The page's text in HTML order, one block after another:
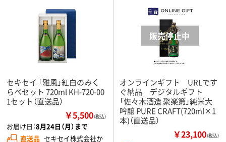
セキセイ 「雅風」紅白のみく
らべセット 720ml KH-720-00
1セット（直送品）
￥5,500（税込）
お届け日：8月24日（月）まで
直送品 セキセイ株式会社か
オンラインギフト URLです
ぐ納品 デジタルギフト
「佐々木酒造 聚楽第」純米大
吟醸 PURE CRAFT(720ml×1
本)（直送品）
￥23,100（税込）